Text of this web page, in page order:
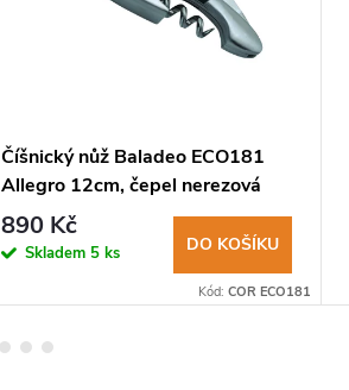
Číšnický nůž Baladeo ECO181
Allegro 12cm, čepel nerezová
ocel, rukojeť stamina
890 Kč
Skladem 5 ks DO KOŠÍKU
Kód: COR ECO181